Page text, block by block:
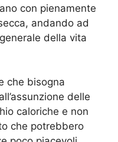
con pienamente
andando ad
della vita
che bisogna
delle
caloriche e non
che potrebbero